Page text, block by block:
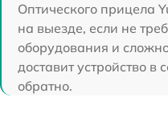
Оптического прицела
на выезде, если не
оборудования и
доставит устройство в
обратно.